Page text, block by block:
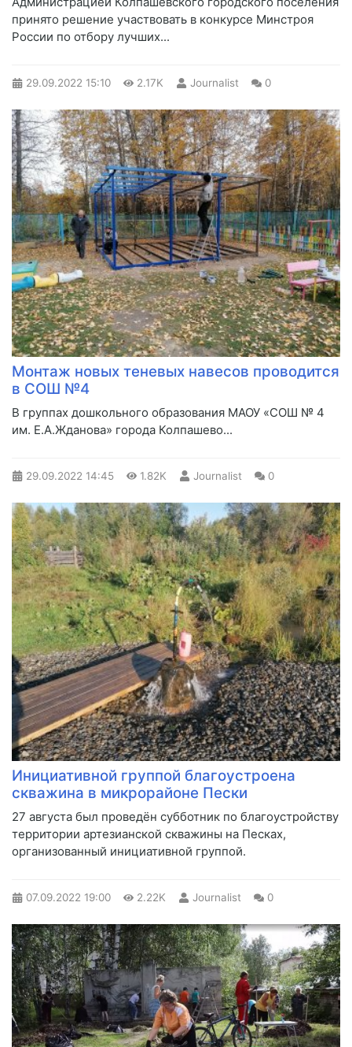
принято решение участвовать в конкурсе Минстроя
России по отбору лучших...
29.09.2022 15:10 2.17K Journalist 0
Монтаж новых теневых навесов проводится
в СОШ №4
​В группах дошкольного образования МАОУ «СОШ № 4
им. Е.А.Жданова» города Колпашево...
29.09.2022 14:45 1.82K Journalist 0
Инициативной группой благоустроена
скважина в микрорайоне Пески
​27 августа был проведён субботник по благоустройству
территории артезианской скважины на Песках,
организованный инициативной группой.
07.09.2022 19:00 2.22K Journalist 0